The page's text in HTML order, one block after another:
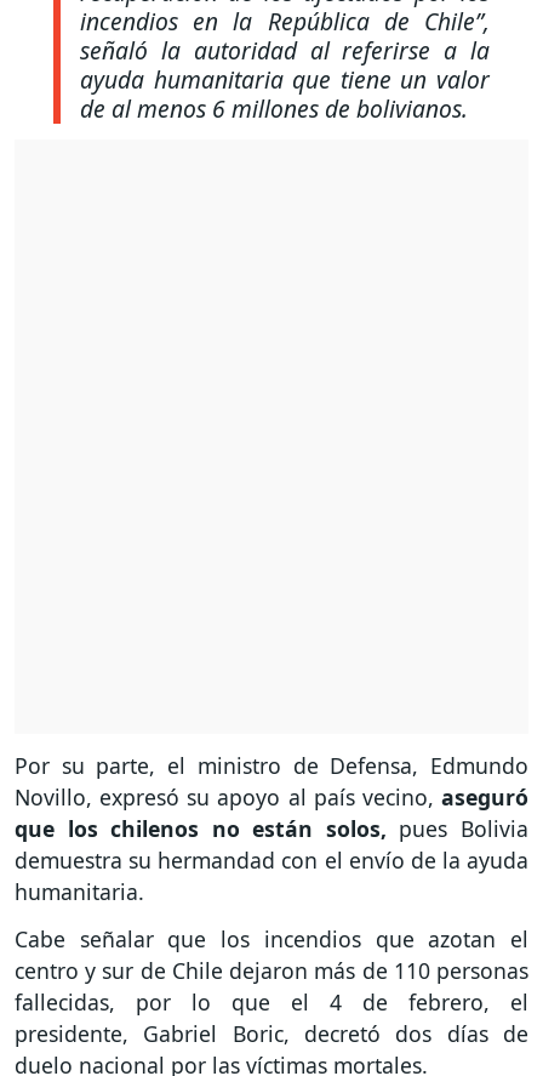
incendios en la República de Chile”,
señaló la autoridad al referirse a la
ayuda humanitaria que tiene un valor
de al menos 6 millones de bolivianos.
Por su parte, el ministro de Defensa, Edmundo
Novillo, expresó su apoyo al país vecino, aseguró
que los chilenos no están solos, pues Bolivia
demuestra su hermandad con el envío de la ayuda
humanitaria.
Cabe señalar que los incendios que azotan el
centro y sur de Chile dejaron más de 110 personas
fallecidas, por lo que el 4 de febrero, el
presidente, Gabriel Boric, decretó dos días de
duelo nacional por las víctimas mortales.